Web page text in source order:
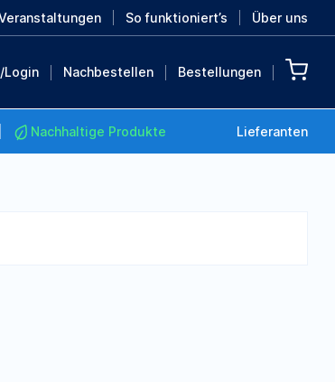
So funktioniert’s Über uns
Login Nachbestellen Bestellungen
Nachhaltige Produkte Lieferanten